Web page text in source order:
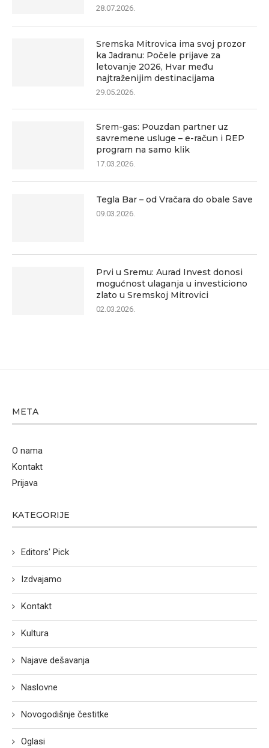
28.07.2026.
Sremska Mitrovica ima svoj prozor
ka Jadranu: Počele prijave za
letovanje 2026, Hvar među
najtraženijim destinacijama
29.05.2026.
Srem-gas: Pouzdan partner uz
savremene usluge – e-račun i REP
program na samo klik
17.03.2026.
Tegla Bar – od Vračara do obale Save
09.03.2026.
Prvi u Sremu: Aurad Invest donosi
mogućnost ulaganja u investiciono
zlato u Sremskoj Mitrovici
02.03.2026.
META
O nama
Kontakt
Prijava
KATEGORIJE
Editors' Pick
Izdvajamo
Kontakt
Kultura
Najave dešavanja
Naslovne
Novogodišnje čestitke
Oglasi